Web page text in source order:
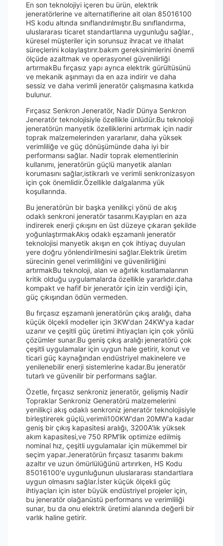
En son teknolojiyi içeren bu ürün, elektrik
jeneratörlerine ve alternatiflerine ait olan 85016100
HS kodu altında sınıflandırılmıştır.Bu sınıflandırma,
uluslararası ticaret standartlarına uygunluğu sağlar.,
küresel müşteriler için sorunsuz ihracat ve ithalat
süreçlerini kolaylaştırır.bakım gereksinimlerini önemli
ölçüde azaltmak ve operasyonel güvenilirliği
artırmakBu fırçasız yapı ayrıca elektrik gürültüsünü
ve mekanik aşınmayı da en aza indirir ve daha
sessiz ve daha verimli jeneratör çalışmasına katkıda
bulunur.
Fırçasız Senkron Jeneratör, Nadir Dünya Senkron
Jeneratör teknolojisiyle özellikle ünlüdür.Bu teknoloji
jeneratörün manyetik özelliklerini artırmak için nadir
toprak malzemelerinden yararlanır, daha yüksek
verimliliğe ve güç dönüşümünde daha iyi bir
performansı sağlar. Nadir toprak elementlerinin
kullanımı, jeneratörün güçlü manyetik alanları
korumasını sağlar,istikrarlı ve verimli senkronizasyon
için çok önemlidir.Özellikle dalgalanma yük
koşullarında.
Bu jeneratörün bir başka yenilikçi yönü de akış
odaklı senkroni jeneratör tasarımı.Kayıpları en aza
indirerek enerji çıkışını en üst düzeye çıkaran şekilde
yoğunlaştırmakAkış odaklı eşzamanlı jeneratör
teknolojisi manyetik akışın en çok ihtiyaç duyulan
yere doğru yönlendirilmesini sağlar.Elektrik üretim
sürecinin genel verimliliğini ve güvenilirliğini
artırmakBu teknoloji, alan ve ağırlık kısıtlamalarının
kritik olduğu uygulamalarda özellikle yararlıdır.daha
kompakt ve hafif bir jeneratör için izin verdiği için,
güç çıkışından ödün vermeden.
Bu fırçasız eşzamanlı jeneratörün çıkış aralığı, daha
küçük ölçekli modeller için 3KW'dan 24KW'ya kadar
uzanır ve çeşitli güç üretimi ihtiyaçları için çok yönlü
çözümler sunar.Bu geniş çıkış aralığı jeneratörü çok
çeşitli uygulamalar için uygun hale getirir, konut ve
ticari güç kaynağından endüstriyel makinelere ve
yenilenebilir enerji sistemlerine kadar.Bu jeneratör
tutarlı ve güvenilir bir performans sağlar.
Özetle, fırçasız senkroniz jeneratör, gelişmiş Nadir
Topraklar Senkroniz Generatörü malzemelerini
yenilikçi akış odaklı senkroniz jeneratör teknolojisiyle
birleştirerek güçlü,verimli100KW'dan 20MW'a kadar
geniş bir çıkış kapasitesi aralığı, 3200A'lık yüksek
akım kapasitesi,ve 750 RPM'lik optimize edilmiş
nominal hız, çeşitli uygulamalar için mükemmel bir
seçim yapar.Jeneratörün fırçasız tasarımı bakımı
azaltır ve uzun ömürlülüğünü artırırken, HS Kodu
85016100'e uygunluğunun uluslararası standartlara
uygun olmasını sağlar.İster küçük ölçekli güç
ihtiyaçları için ister büyük endüstriyel projeler için,
bu jeneratör olağanüstü performans ve verimliliği
sunar, bu da onu elektrik üretimi alanında değerli bir
varlık haline getirir.